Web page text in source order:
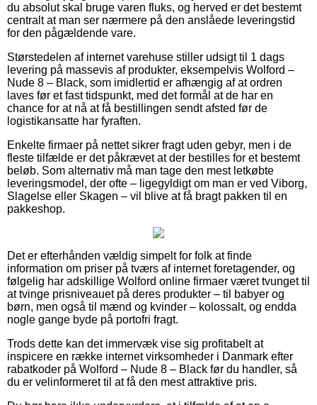
du absolut skal bruge varen fluks, og herved er det bestemt
centralt at man ser nærmere på den anslåede leveringstid
for den pågældende vare.
Størstedelen af internet varehuse stiller udsigt til 1 dags
levering på massevis af produkter, eksempelvis Wolford –
Nude 8 – Black, som imidlertid er afhængig af at ordren
laves før et fast tidspunkt, med det formål at de har en
chance for at nå at få bestillingen sendt afsted før de
logistikansatte har fyraften.
Enkelte firmaer på nettet sikrer fragt uden gebyr, men i de
fleste tilfælde er det påkrævet at der bestilles for et bestemt
beløb. Som alternativ må man tage den mest letkøbte
leveringsmodel, der ofte – ligegyldigt om man er ved Viborg,
Slagelse eller Skagen – vil blive at få bragt pakken til en
pakkeshop.
Det er efterhånden vældig simpelt for folk at finde
information om priser på tværs af internet foretagender, og
følgelig har adskillige Wolford online firmaer været tvunget til
at tvinge prisniveauet på deres produkter – til babyer og
børn, men også til mænd og kvinder – kolossalt, og endda
nogle gange byde på portofri fragt.
Trods dette kan det immervæk vise sig profitabelt at
inspicere en række internet virksomheder i Danmark efter
rabatkoder på Wolford – Nude 8 – Black før du handler, så
du er velinformeret til at få den mest attraktive pris.